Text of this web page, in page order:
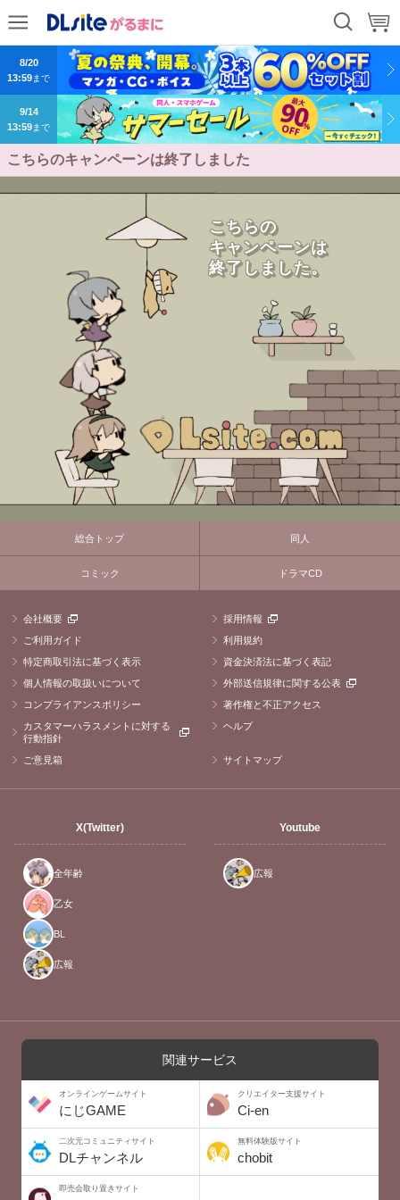
8/20
13:59まで
9/14
13:59まで
こちらのキャンペーンは終了しました
こちらの
キャンペーンは
終了 しま した。
総合トップ 同人
コミック ドラマCD
会社概要
採用情報
ご利用ガイド
利用規約
特定商取引法に基づく表示
資金決済法に基づく表記
個人情報の取扱いについて
外部送信規律に関する公表
コンプライアンスポリシー
著作権と不正アクセス
カスタマーハラスメントに対する
行動指針
ヘルプ
ご意見箱 サイトマップ
X(Twitter)
全年齢
乙女
BL
広報
Youtube
広報
関連サービス
オンラインゲームサイト
にじGAME
クリエイター支援サイト
Ci-en
二次元コミュニティサイト
DLチャンネル
無料体験版サイト
chobit
即売会取り置きサイト